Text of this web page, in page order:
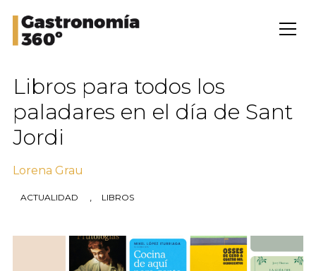
Libros para todos los
paladares en el día de Sant
Jordi
Lorena Grau
ACTUALIDAD , LIBROS